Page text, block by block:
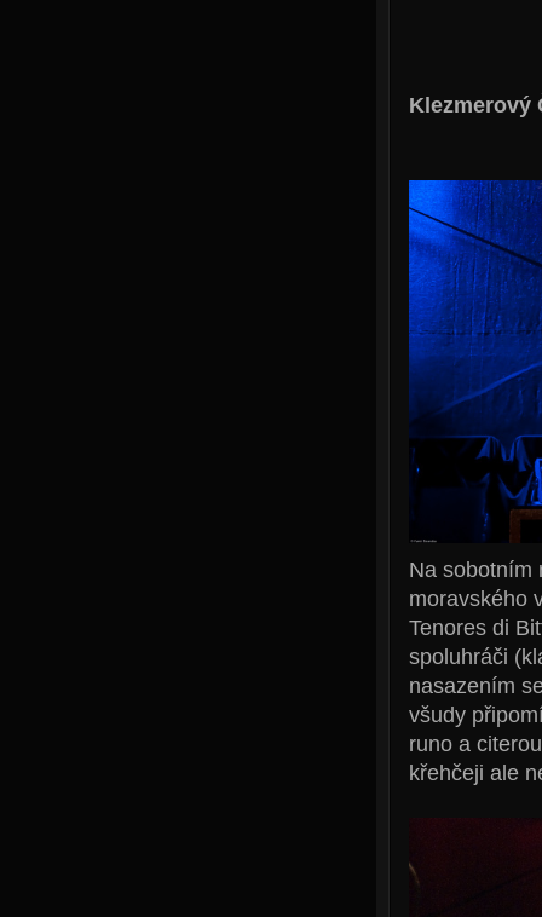
Klezmerový
Na sobotním
moravského
Tenores di
spoluhráči
nasazením
všudy
runo a
křehčeji ale